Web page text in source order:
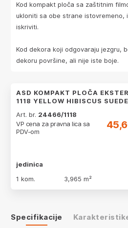
Kod kompakt ploča sa zaštitnim
ukloniti sa obe strane istovremeno,
iskriviti.
Kod dekora koji odgovaraju jezgru,
dekoru površine, ali nije iste boje.
ASD KOMPAKT PLOČA
1118 YELLOW HIBISCUS SUEDE
Art. br. 24466/1118
VP cena za pravna lica sa
PDV-om
jedinica
1 kom.
3,965 m²
Specifikacije